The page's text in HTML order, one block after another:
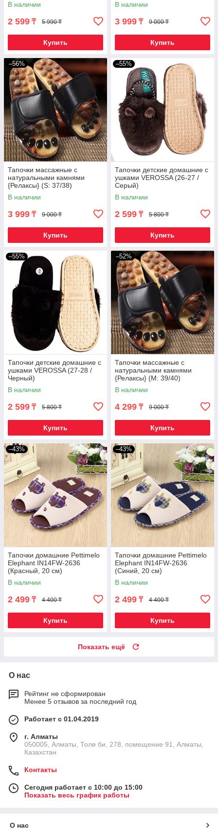
В наличии
2 599 ₸ 5 990 ₸
Купить
В наличии
3 999 ₸ 9 000 ₸
Купить
–56%
Тапочки массажные c
натуральными камнями
{Релаксы} (S: 37/38)
В наличии
3 999 ₸ 9 000 ₸
Купить
–55%
Тапочки детские домашние с
ушками VEROSSA (26-27 /
Серый)
В наличии
2 599 ₸ 5 800 ₸
Купить
–55%
Тапочки детские домашние с
ушками VEROSSA (27-28 /
Черный)
В наличии
2 599 ₸ 5 800 ₸
Купить
–52%
Тапочки массажные c
натуральными камнями
{Релаксы} (М: 39/40)
В наличии
4 299 ₸ 9 000 ₸
Купить
–43%
Тапочки домашние Pettimelo
Elephant IN14FW-2636
(Красный, 20 см)
В наличии
2 499 ₸ 4 400 ₸
Купить
–43%
Тапочки домашние Pettimelo
Elephant IN14FW-2636
(Синий, 20 см)
В наличии
2 499 ₸ 4 400 ₸
Купить
Показать ещё
О нас
Рейтинг не сформирован
Менее 5 отзывов за последний год
Работает с 01.04.2019
г. Алматы
050005, Алматы, Толе би, 278, помещение 91, Алматы,
Казахстан
Контакты
Сегодня работает с 10:00 до 15:00
Показать весь график работы
О нас